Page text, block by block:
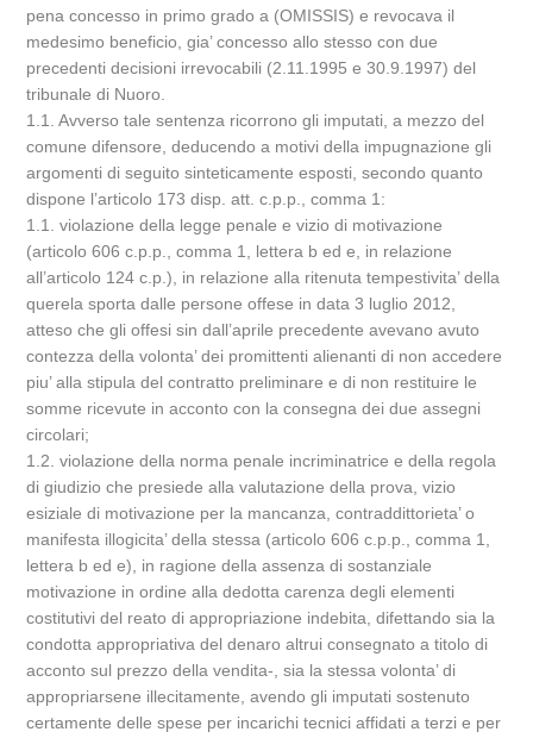
pena concesso in primo grado a (OMISSIS) e revocava il
medesimo beneficio, gia’ concesso allo stesso con due
precedenti decisioni irrevocabili (2.11.1995 e 30.9.1997) del
tribunale di Nuoro.
1.1. Avverso tale sentenza ricorrono gli imputati, a mezzo del
comune difensore, deducendo a motivi della impugnazione gli
argomenti di seguito sinteticamente esposti, secondo quanto
dispone l’articolo 173 disp. att. c.p.p., comma 1:
1.1. violazione della legge penale e vizio di motivazione
(articolo 606 c.p.p., comma 1, lettera b ed e, in relazione
all’articolo 124 c.p.), in relazione alla ritenuta tempestivita’ della
querela sporta dalle persone offese in data 3 luglio 2012,
atteso che gli offesi sin dall’aprile precedente avevano avuto
contezza della volonta’ dei promittenti alienanti di non accedere
piu’ alla stipula del contratto preliminare e di non restituire le
somme ricevute in acconto con la consegna dei due assegni
circolari;
1.2. violazione della norma penale incriminatrice e della regola
di giudizio che presiede alla valutazione della prova, vizio
esiziale di motivazione per la mancanza, contraddittorieta’ o
manifesta illogicita’ della stessa (articolo 606 c.p.p., comma 1,
lettera b ed e), in ragione della assenza di sostanziale
motivazione in ordine alla dedotta carenza degli elementi
costitutivi del reato di appropriazione indebita, difettando sia la
condotta appropriativa del denaro altrui consegnato a titolo di
acconto sul prezzo della vendita-, sia la stessa volonta’ di
appropriarsene illecitamente, avendo gli imputati sostenuto
certamente delle spese per incarichi tecnici affidati a terzi e per